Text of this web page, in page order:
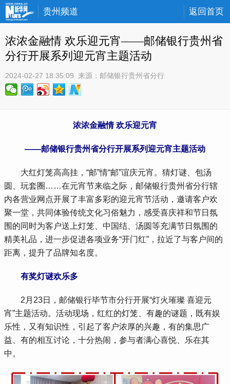
贵州频道 返回首页
浓浓金融情 欢乐迎元宵——邮储银行贵州省
分行开展系列迎元宵主题活动
2024-02-27 18:35:09 来源： 邮储银行贵州省分行
浓浓金融情 欢乐迎元宵
——邮储银行贵州省分行开展系列迎元宵主题活动
大红灯笼高高挂，“邮”情“邮”谊庆元宵。猜灯谜、包汤
圆、玩套圈……在元宵节来临之际，邮储银行贵州省分行辖
内各营业网点开展了丰富多彩的迎元宵节活动，邀请客户欢
聚一堂，共同体验传统文化习俗魅力，感受喜庆祥和节日氛
围的同时为客户送上灯笼、中国结、汤圆等充满节日氛围的
精美礼品，进一步促进各项业务“开门红”，拉近了与客户间的
距离，提升了品牌知名度。
有奖灯谜欢乐多
2月23日，邮储银行毕节市分行开展“灯火璀璨 喜迎元
宵”主题活动。活动现场，红红的灯笼、有趣的谜题，既有娱
乐性，又有知识性，引起了客户浓厚的兴趣，有的集思广
益、有的相互讨论，十分热闹，参与者满心喜悦、乐在其
中。